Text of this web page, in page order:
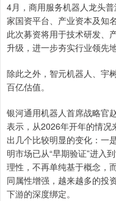
4月，商用服务机器人龙头
家国资平台、产业资本及知
此次募资将用于技术研发、
升级，进一步夯实行业领先地
除此之外，智元机器人、宇
百亿估值。
银河通用机器人首席战略官
表示，从2026年开年的情况
出几个比较明显的变化：一
明市场已从“早期验证”进入
理性，不再单纯基于概念，
同属性增强，越来越多的投
下游的深度绑定。